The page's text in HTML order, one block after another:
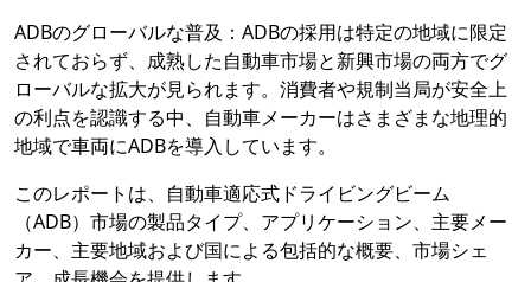
ADBのグローバルな普及：ADBの採用は特定の地域に限定
されておらず、成熟した自動車市場と新興市場の両方でグ
ローバルな拡大が見られます。消費者や規制当局が安全上
の利点を認識する中、自動車メーカーはさまざまな地理的
地域で車両にADBを導入しています。
このレポートは、自動車適応式ドライビングビーム
（ADB）市場の製品タイプ、アプリケーション、主要メー
カー、主要地域および国による包括的な概要、市場シェ